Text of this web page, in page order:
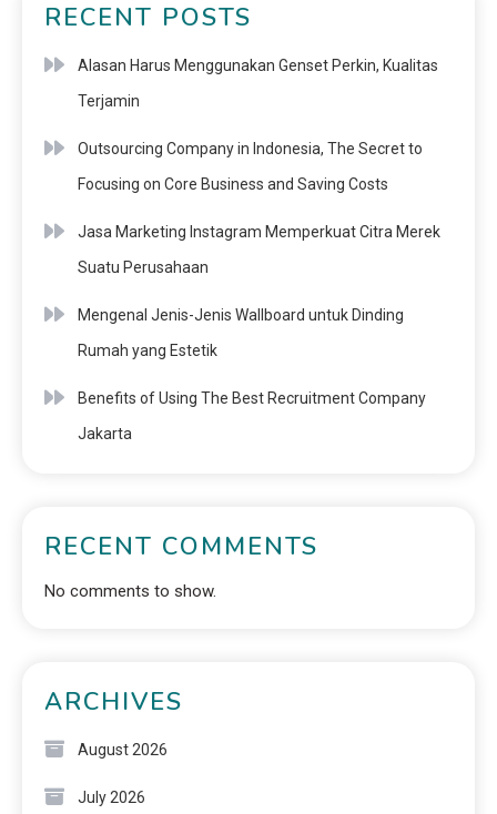
RECENT POSTS
Alasan Harus Menggunakan Genset Perkin, Kualitas
Terjamin
Outsourcing Company in Indonesia, The Secret to
Focusing on Core Business and Saving Costs
Jasa Marketing Instagram Memperkuat Citra Merek
Suatu Perusahaan
Mengenal Jenis-Jenis Wallboard untuk Dinding
Rumah yang Estetik
Benefits of Using The Best Recruitment Company
Jakarta
RECENT COMMENTS
No comments to show.
ARCHIVES
August 2026
July 2026